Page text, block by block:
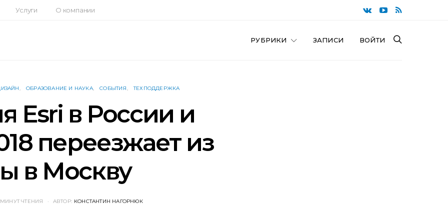
Услуги О компании
РУБРИКИ ЗАПИСИ ВОЙТИ
ОБРАЗОВАНИЕ И НАУКА СОБЫТИЯ ТЕХПОДДЕРЖКА
Esri в России и
переезжает из
в Москву
ЧТЕНИЯ АВТОР: КОНСТАНТИН НАГОРНЮК